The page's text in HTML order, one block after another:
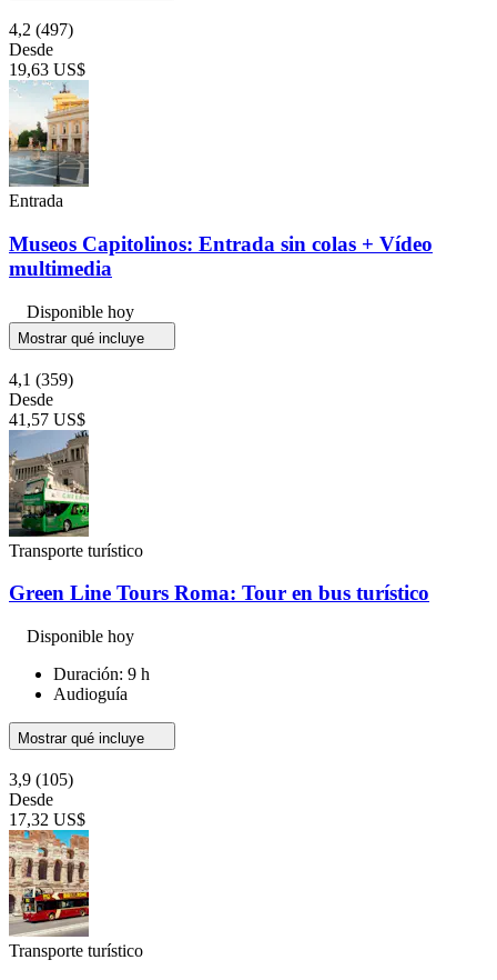
4,2 (497)
Desde
19,63 US$
Entrada
Museos Capitolinos: Entrada sin colas + Vídeo
multimedia
Disponible hoy
Mostrar qué incluye
4,1 (359)
Desde
41,57 US$
Transporte turístico
Green Line Tours Roma: Tour en bus turístico
Disponible hoy
Duración: 9 h
Audioguía
Mostrar qué incluye
3,9 (105)
Desde
17,32 US$
Transporte turístico